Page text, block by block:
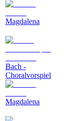
Magdalena
Bach -
Choralvorspiel
Magdalena